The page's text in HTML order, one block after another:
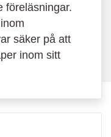
föreläsningar.
säker på att
inom sitt